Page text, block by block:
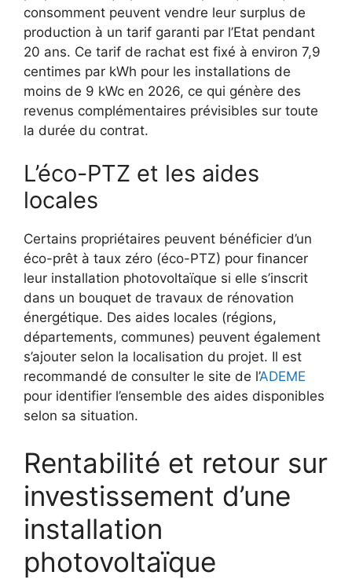
consomment peuvent vendre leur surplus de
production à un tarif garanti par l’Etat pendant
20 ans. Ce tarif de rachat est fixé à environ 7,9
centimes par kWh pour les installations de
moins de 9 kWc en 2026, ce qui génère des
revenus complémentaires prévisibles sur toute
la durée du contrat.
L’éco-PTZ et les aides
locales
Certains propriétaires peuvent bénéficier d’un
éco-prêt à taux zéro (éco-PTZ) pour financer
leur installation photovoltaïque si elle s’inscrit
dans un bouquet de travaux de rénovation
énergétique. Des aides locales (régions,
départements, communes) peuvent également
s’ajouter selon la localisation du projet. Il est
recommandé de consulter le site de l’ADEME
pour identifier l’ensemble des aides disponibles
selon sa situation.
Rentabilité et retour sur
investissement d’une
installation
photovoltaïque